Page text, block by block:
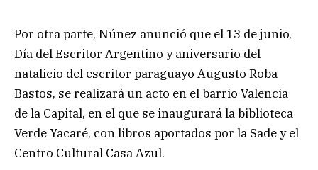
Por otra parte, Núñez anunció que el 13 de junio,
Día del Escritor Argentino y aniversario del
natalicio del escritor paraguayo Augusto Roba
Bastos, se realizará un acto en el barrio Valencia
de la Capital, en el que se inaugurará la biblioteca
Verde Yacaré, con libros aportados por la Sade y el
Centro Cultural Casa Azul.